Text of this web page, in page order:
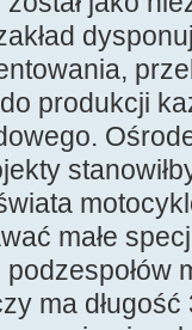
produkcji
małe
ma